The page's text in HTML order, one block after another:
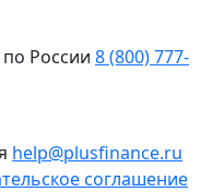
России 8 (800) 777-
help@plusfinance.ru
соглашение